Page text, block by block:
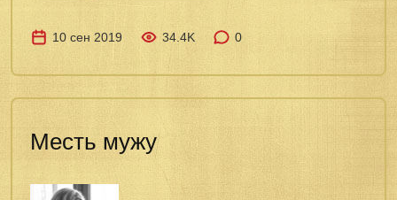
10 сен 2019 34.4K 0
Месть мужу